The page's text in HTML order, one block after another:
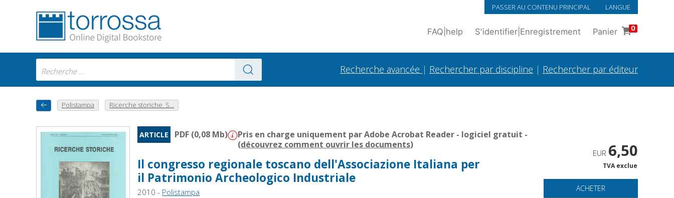
PASSER AU CONTENU PRINCIPAL LANGUE
FAQ help S'identifier Enregistrement Panier 0
Recherche avancée | Rechercher par discipline | Rechercher par éditeur
Polistampa Ricerche storiche. S...
ARTICLE PDF (0,08 Mb)
Pris en charge uniquement par Adobe Acrobat Reader - logiciel gratuit -
(découvrez comment ouvrir les documents)
Il congresso regionale toscano dell'Associazione Italiana per
il Patrimonio Archeologico Industriale
2010 - Polistampa
EUR 6,50
TVA exclue
ACHETER